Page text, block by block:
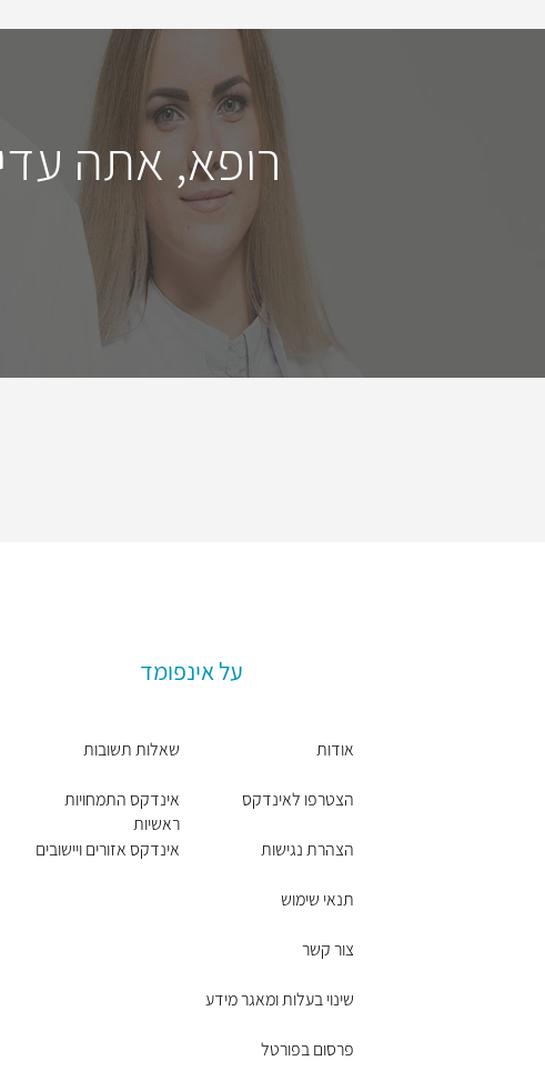
רופא, אתה
על אינפומד
אודות
הצטרפו לאינדקס
הצהרת נגישות
תנאי שימוש
צור קשר
שינוי בעלות ומאגר מידע
פרסום בפורטל
שאלות תשובות
אינדקס התמחויות
ראשיות
אינדקס אזורים ויישובים